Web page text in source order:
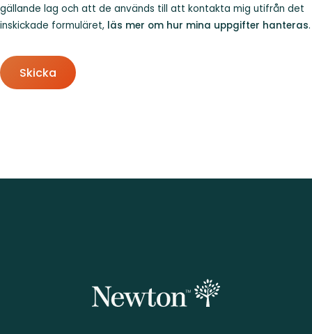
gällande lag och att de används till att kontakta mig utifrån det
inskickade formuläret, läs mer om hur mina uppgifter hanteras.